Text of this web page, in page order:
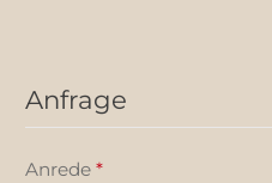
Anfrage
Anrede *